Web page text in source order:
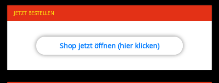
JETZT BESTELLEN
Shop jetzt öffnen (hier klicken)